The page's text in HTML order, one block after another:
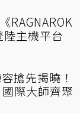
RAGNAROK
陸主機平台
搶先揭曉！
際大師齊聚